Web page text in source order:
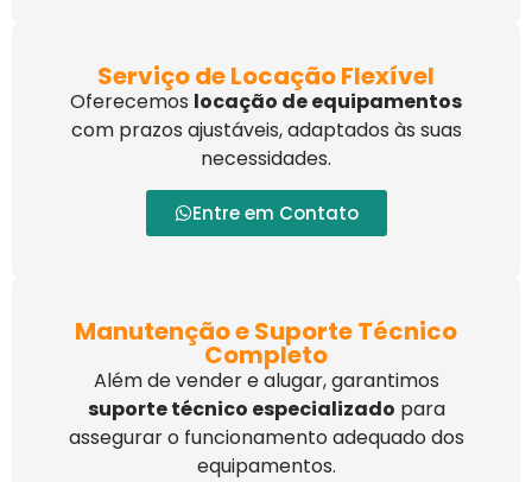
Serviço de Locação Flexível
Oferecemos locação de equipamentos
com prazos ajustáveis, adaptados às suas
necessidades.
Entre em Contato
Manutenção e Suporte Técnico
Completo
Além de vender e alugar, garantimos
suporte técnico especializado para
assegurar o funcionamento adequado dos
equipamentos.